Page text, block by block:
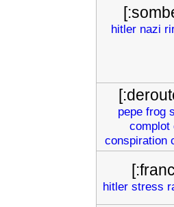
hitler nazi
pepe frog
complot
conspiration
hitler stress